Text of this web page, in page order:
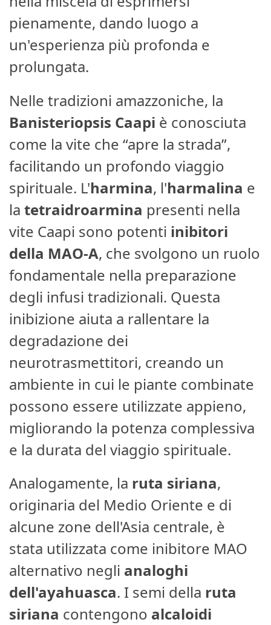
pienamente, dando luogo a
un'esperienza più profonda e
prolungata.
Nelle tradizioni amazzoniche, la
Banisteriopsis Caapi è conosciuta
come la vite che “apre la strada”,
facilitando un profondo viaggio
spirituale. L'harmina, l'harmalina e
la tetraidroarmina presenti nella
vite Caapi sono potenti inibitori
della MAO-A, che svolgono un ruolo
fondamentale nella preparazione
degli infusi tradizionali. Questa
inibizione aiuta a rallentare la
degradazione dei
neurotrasmettitori, creando un
ambiente in cui le piante combinate
possono essere utilizzate appieno,
migliorando la potenza complessiva
e la durata del viaggio spirituale.
Analogamente, la ruta siriana,
originaria del Medio Oriente e di
alcune zone dell'Asia centrale, è
stata utilizzata come inibitore MAO
alternativo negli analoghi
dell'ayahuasca. I semi della ruta
siriana contengono alcaloidi